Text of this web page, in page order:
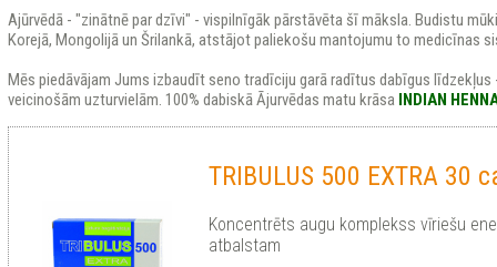
Ajūrvēdā - "zinātnē par dzīvi" - vispilnīgāk pārstāvēta šī māksla. Budistu
Korejā, Mongolijā un Šrilankā, atstājot paliekošu mantojumu to medicīnas
Mēs piedāvājam Jums izbaudīt seno tradīciju garā radītus dabīgus
veicinošām uzturvielām. 100% dabiskā Ājurvēdas matu krāsa INDIAN
TRIBULUS 500 EXTRA 30
Koncentrēts augu komplekss vīriešu
atbalstam